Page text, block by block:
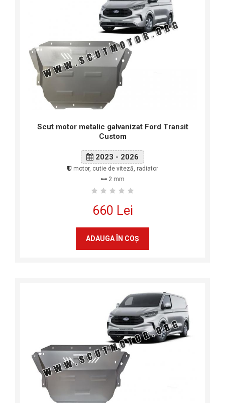
Scut motor metalic galvanizat Ford Transit
Custom
2023 - 2026
motor, cutie de viteză, radiator
2 mm
660 Lei
ADAUGA ÎN COŞ